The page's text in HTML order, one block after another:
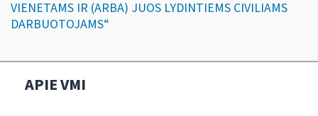
VIENETAMS IR (ARBA) JUOS LYDINTIEMS CIVILIAMS
DARBUOTOJAMS“
APIE VMI